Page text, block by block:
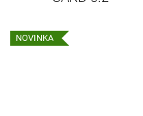
NOVINKA